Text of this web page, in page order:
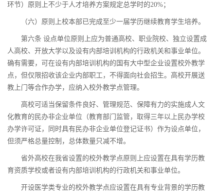
环节）原则上不少于人才培养方案规定总学时的20%；
（六）原则上校本部已完成至少一届学历继续教育学生培养。
第六条 设点单位原则上应为普通高校、职业院校、独立设置成
人高校、开放大学以及设有内部培训机构的行政机关和事业单位。
确有需要，可在设有内部培训机构的国有大中型企业设置校外教学
点，但仅限招收该企业内部职工，不得面向社会招生。高校开展送
教上门等合作办学，应纳入校外教学点管理。
高校可适当保留条件良好、管理规范、保障有力的实施成人文
化教育的民办非企业单位（教育部门监管，取得三年以上民办学校
办学许可证，同时具有民办非企业单位登记证书）作为设点单位，
但须严格总量控制，总体数量只减不增。
省外高校在我省设置的校外教学点原则上应设置在具有学历教
育资质学校或者设有内部培训机构的行政机关和事业单位。
开设医学类专业的校外教学点应设置在具有专业背景的学历教